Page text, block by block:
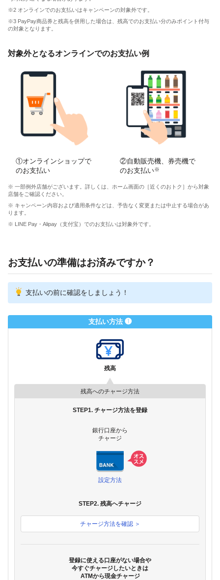
※2 オンラインでのお支払いはキャンペーンの対象外です。
※3 PayPay商品券と残高を併用した場合は、残高でのお支払い分のみポイント付与
の対象となります。
対象外となるオンラインでのお支払い例
①オンラインショップで
のお支払い
②自動販売機、券売機で
のお支払い※
※ 一部例外店舗がございます。詳しくは、ホーム画面の［近くのおトク］から対象
店舗をご確認ください。
※ キャンペーン内容および適用条件などは、予告なく変更または中止する場合があ
ります。
※ LINE Pay・Alipay（支付宝）でのお支払いは対象外です。
お支払いの準備はお済みですか？
支払いの前に確認をしましょう！
支払い方法 ❶
残高
残高へのチャージ方法
STEP1. チャージ方法を登録
銀行口座から
チャージ
設定方法
STEP2. 残高へチャージ
チャージ方法を確認 ＞
登録に使える口座がない場合や
今すぐチャージしたいときは
ATMから現金チャージ